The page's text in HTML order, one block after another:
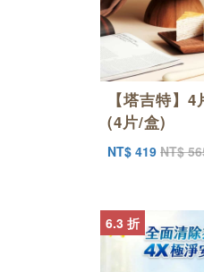
【塔吉特】
(4片/盒)
NT$ 419 NT$
6.3 折